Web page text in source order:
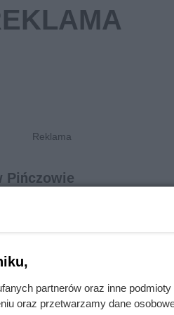
Pińczowie
395 zł
partnerów oraz inne
oraz przetwarzamy dane